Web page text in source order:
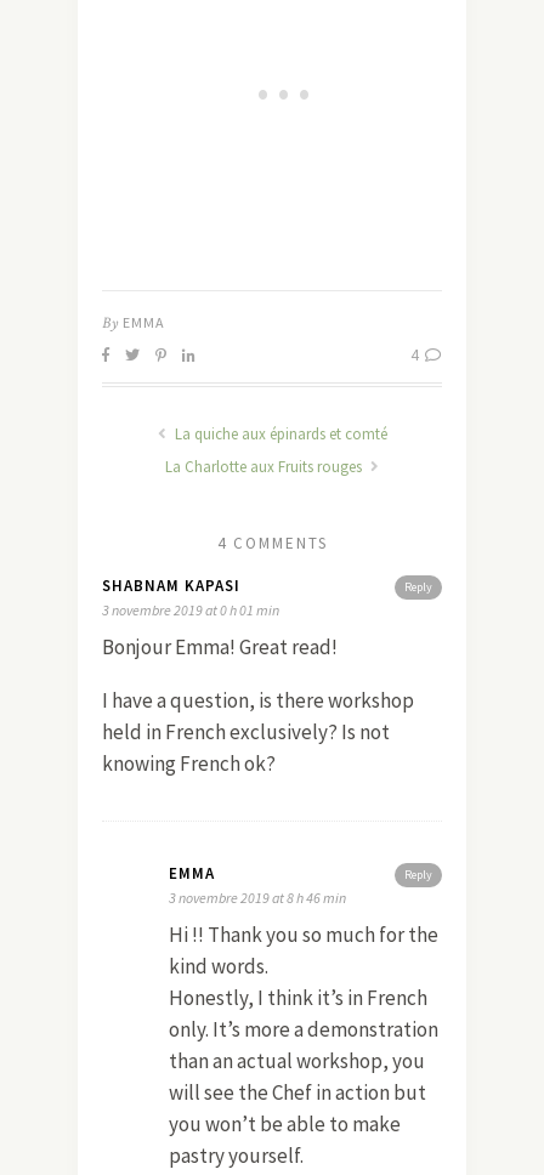
By EMMA
4
La quiche aux épinards et comté
La Charlotte aux Fruits rouges
4 COMMENTS
Reply
SHABNAM KAPASI
3 novembre 2019 at 0 h 01 min
Bonjour Emma! Great read!
I have a question, is there workshop
held in French exclusively? Is not
knowing French ok?
Reply
EMMA
3 novembre 2019 at 8 h 46 min
Hi !! Thank you so much for the
kind words.
Honestly, I think it’s in French
only. It’s more a demonstration
than an actual workshop, you
will see the Chef in action but
you won’t be able to make
pastry yourself.